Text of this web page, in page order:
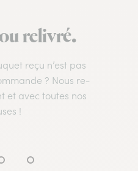
relivré.
reçu n’est pas
? Nous re-
et avec toutes nos
!